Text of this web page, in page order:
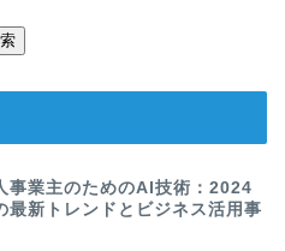
事業主のためのAI技術：2024
最新トレンドとビジネス活用事